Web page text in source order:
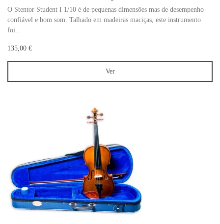
O Stentor Student I 1/10 é de pequenas dimensões mas de desempenho
confiável e bom som. Talhado em madeiras maciças, este instrumento
foi...
135,00 €
Ver